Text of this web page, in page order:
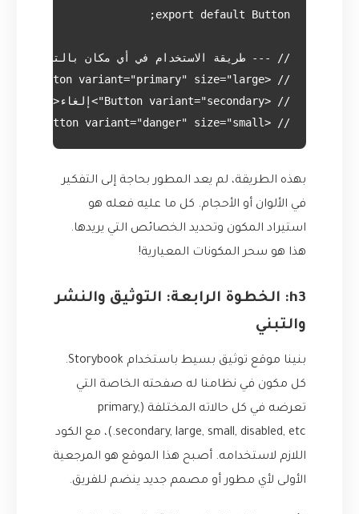
// <Button variant="danger" size="small">حذف الحساب</Button>
بهذه الطريقة، لم يعد المطور بحاجة إلى التفكير
في الألوان أو الأحجام. كل ما عليه فعله هو
استيراد المكون وتحديد الخصائص التي يريدها.
هذا هو سحر المكونات المعيارية!
h3: الخطوة الرابعة: التوثيق والنشر
والتبني
بنينا موقع توثيق بسيط باستخدام Storybook.
كل مكون في نظامنا له صفحته الخاصة التي
تعرضه في كل حالاته المختلفة (primary,
secondary, large, small, disabled, etc.)، مع الكود
اللازم لاستخدامه. أصبح هذا الموقع هو المرجعية
الأولى لأي مطور أو مصمم جديد ينضم للفريق.